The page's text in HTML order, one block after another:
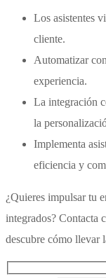
Los asistentes
cliente.
Automatizar
experiencia.
La integración
la
Implementa
eficiencia y
¿Quieres impulsar tu
integrados? Contacta
descubre cómo llevar